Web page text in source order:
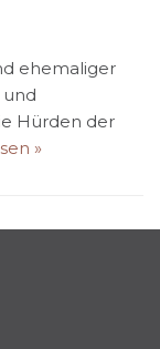
ehemaliger
und
Hürden der
»